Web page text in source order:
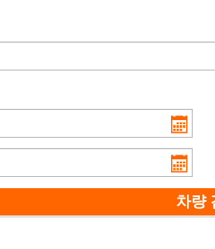
차량